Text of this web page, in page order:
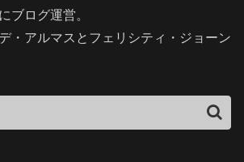
ブログ運営。
・アルマスとフェリシティ・ジョーン